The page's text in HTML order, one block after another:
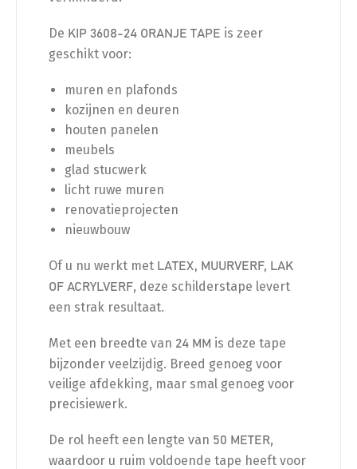
De KIP 3608-24 ORANJE TAPE is zeer
geschikt voor:
muren en plafonds
kozijnen en deuren
houten panelen
meubels
glad stucwerk
licht ruwe muren
renovatieprojecten
nieuwbouw
Of u nu werkt met LATEX, MUURVERF, LAK
OF ACRYLVERF, deze schilderstape levert
een strak resultaat.
Met een breedte van 24 MM is deze tape
bijzonder veelzijdig. Breed genoeg voor
veilige afdekking, maar smal genoeg voor
precisiewerk.
De rol heeft een lengte van 50 METER,
waardoor u ruim voldoende tape heeft voor